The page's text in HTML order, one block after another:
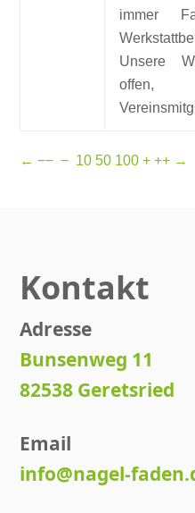
immer
Unsere
← −− − 10 50 100 + ++ →
Kontakt
Adresse
Bunsenweg 11
82538 Geretsried
Email
info@nagel-